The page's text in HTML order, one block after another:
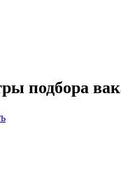
подбора